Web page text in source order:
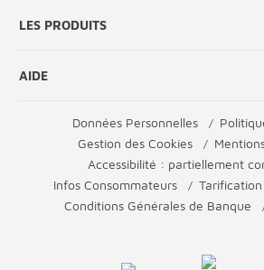
LES PRODUITS
AIDE
Données Personnelles
Gestion des Cookies
Accessibilité : partiellement
Infos Consommateurs
Conditions Générales de Banque